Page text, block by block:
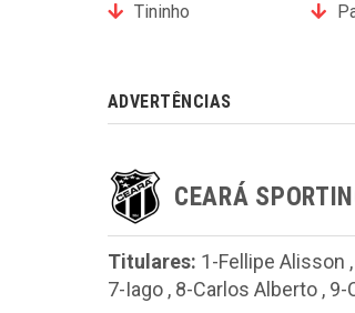
Tininho
ADVERTÊNCIAS
CEARÁ
Titulares: 1-Fellipe Alisson ,
7-Iago , 8-Carlos Alberto , 9-